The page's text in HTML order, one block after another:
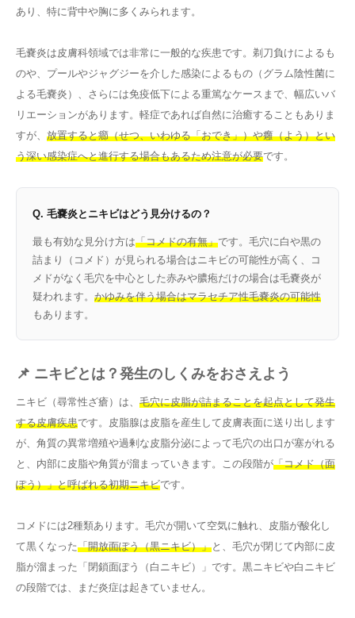
あり、特に背中や胸に多くみられます。
毛嚢炎は皮膚科領域では非常に一般的な疾患です。剃刀負けによるも
のや、プールやジャグジーを介した感染によるもの（グラム陰性菌に
よる毛嚢炎）、さらには免疫低下による重篤なケースまで、幅広いバ
リエーションがあります。軽症であれば自然に治癒することもありま
すが、 放置すると癤（せつ、いわゆる「おでき」）や癰（よう）とい
う深い感染症へと進行する場合もあるため注意が必要です。
Q. 毛嚢炎とニキビはどう見分けるの？
最も有効な見分け方は「コメドの有無」です。毛穴に白や黒の
詰まり（コメド）が見られる場合はニキビの可能性が高く、コ
メドがなく毛穴を中心とした赤みや膿疱だけの場合は毛嚢炎が
疑われます。 かゆみを伴う場合はマラセチア性毛嚢炎の可能性
もあります。
📌 ニキビとは？発生のしくみをおさえよう
ニキビ（尋常性ざ瘡）は、 毛穴に皮脂が詰まることを起点として発生
する皮膚疾患です。皮脂腺は皮脂を産生して皮膚表面に送り出します
が、角質の異常増殖や過剰な皮脂分泌によって毛穴の出口が塞がれる
と、内部に皮脂や角質が溜まっていきます。この段階が「コメド（面
ぽう）」と呼ばれる初期ニキビです。
コメドには2種類あります。毛穴が開いて空気に触れ、皮脂が酸化し
て黒くなった「開放面ぽう（黒ニキビ）」と、毛穴が閉じて内部に皮
脂が溜まった「閉鎖面ぽう（白ニキビ）」です。黒ニキビや白ニキビ
の段階では、まだ炎症は起きていません。